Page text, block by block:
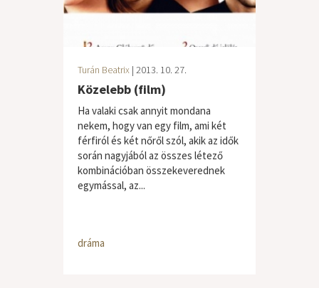
Turán Beatrix | 2013. 10. 27.
Közelebb (film)
Ha valaki csak annyit mondana
nekem, hogy van egy film, ami két
férfiról és két nőről szól, akik az idők
során nagyjából az összes létező
kombinációban összekeverednek
egymással, az...
dráma